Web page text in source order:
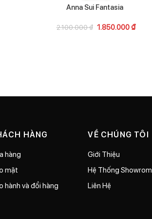
Anna Sui Fantasia
2.100.000₫ 1.850.000₫
HÀNG
hàng
mật
hành và đổi hàng
VỀ CHÚNG TÔI
Giới Thiệu
Hệ Thống Showrom
Liên Hệ